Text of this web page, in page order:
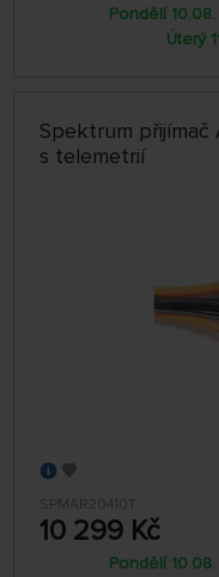
Pondělí
Úterý
Spektrum přijímač
s telemetrií
SPMAR20410T
10 299 Kč
Pondělí